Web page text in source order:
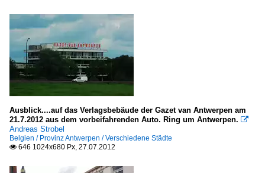
Deutschland
Europa
Wohnbauten
Deutschland
Belgien
Provinz Antwerpen
Verschiedene Städte
Ausblick....auf das Verlagsbebäude der Gazet van Antwerpen am
21.7.2012 aus dem vorbeifahrenden Auto. Ring um Antwerpen. 
Andreas Strobel
Belgien / Provinz Antwerpen / Verschiedene Städte
 646 1024x680 Px, 27.07.2012